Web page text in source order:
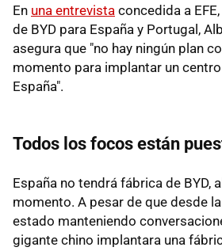
En una entrevista concedida a
de BYD para España y Portugal,
asegura que "no hay ningún plan
momento para implantar un
España".
Todos los focos están
España no tendrá fábrica de BYD,
momento. A pesar de que desde
estado manteniendo
gigante chino implantara una